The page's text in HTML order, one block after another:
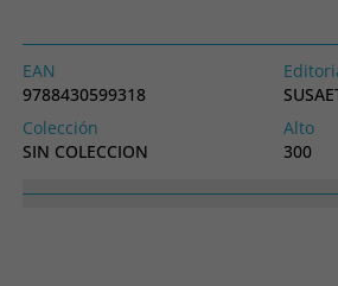
EAN
9788430599318
Colección
SIN COLECCION
Alto
300